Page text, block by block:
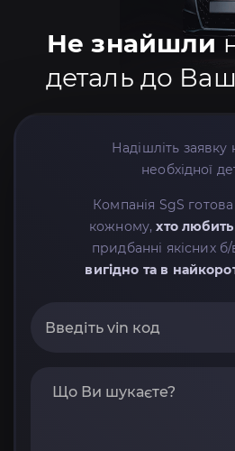
Не знайшли
деталь до
Надішліть заявку
необхідної
Компанія SgS
кожному,хто любить
придбанні якісних
вигідно та в